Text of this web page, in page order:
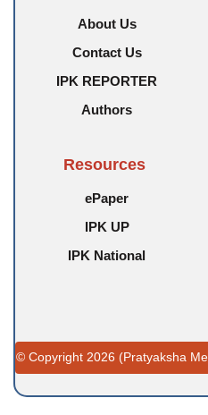
About Us
Contact Us
IPK REPORTER
Authors
Resources
ePaper
IPK UP
IPK National
© Copyright 2026 (Pratyaksha